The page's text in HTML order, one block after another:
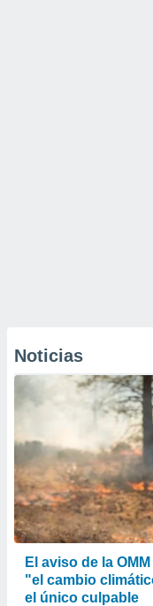
Noticias
El aviso de la
"el cambio
el único culpable